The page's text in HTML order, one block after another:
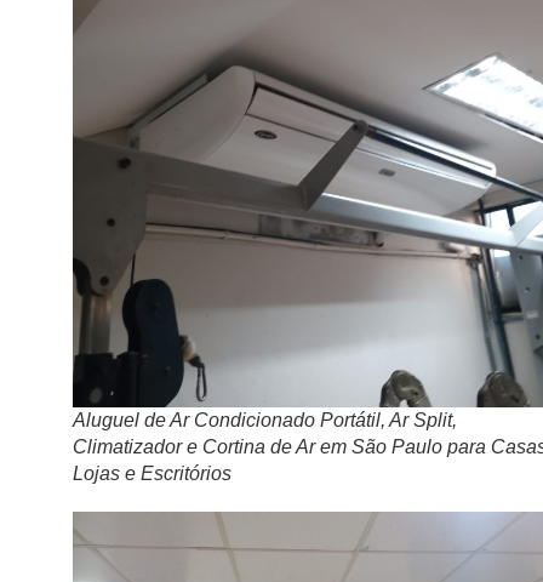
Aluguel de Ar Condicionado Portátil, Ar Split,
Climatizador e Cortina de Ar em São Paulo para
Lojas e Escritórios